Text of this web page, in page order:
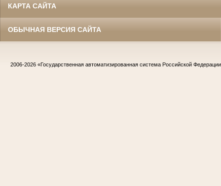
КАРТА САЙТА
ОБЫЧНАЯ ВЕРСИЯ САЙТА
2006-2026 «Государственная автоматизированная система Российской